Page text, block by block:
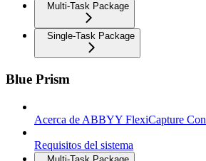
Multi-Task Package
Single-Task Package
Blue Prism
Acerca de ABBYY FlexiCapture
Requisitos del sistema